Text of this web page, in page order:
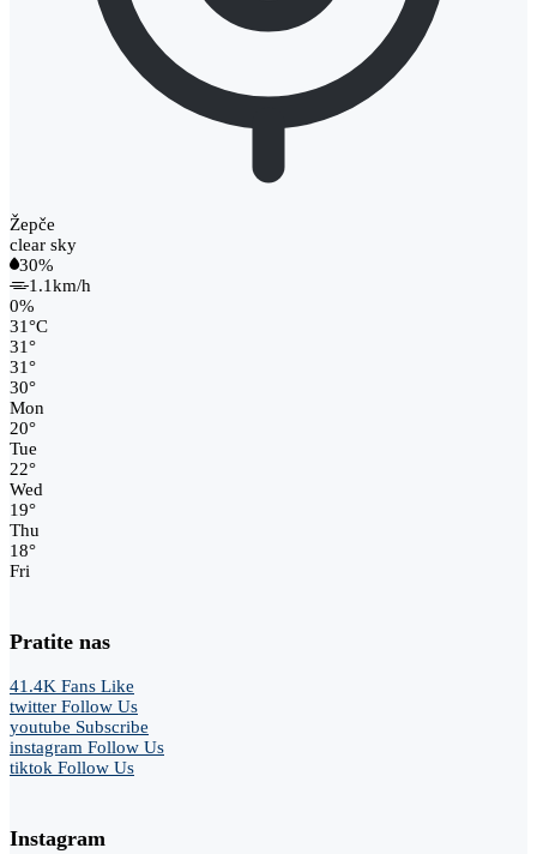
Žepče
clear sky
30%
1.1km/h
0%
31°C
31°
31°
30°
Mon
20°
Tue
22°
Wed
19°
Thu
18°
Fri
Pratite nas
41.4K Fans Like
twitter Follow Us
youtube Subscribe
instagram Follow Us
tiktok Follow Us
Instagram